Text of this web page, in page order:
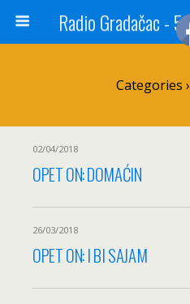
Categories ›
02/04/2018
OPET ON: DOMAĆIN
26/03/2018
OPET ON: I BI SAJAM